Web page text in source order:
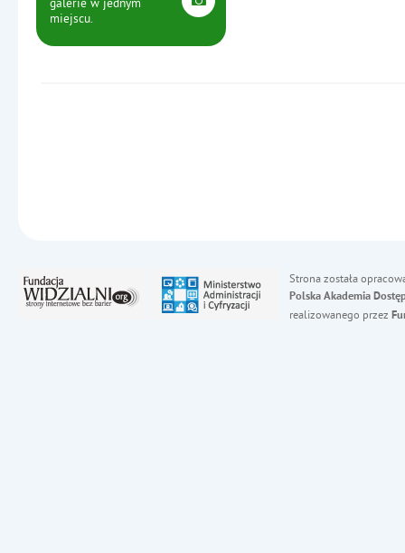
galerie w jednym
miejscu.
Strona została
Polska Akademia
realizowanego przez